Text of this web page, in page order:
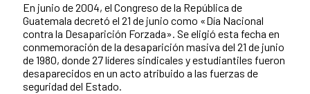
En junio de 2004, el Congreso de la República de
Guatemala decretó el 21 de junio como «Día Nacional
contra la Desaparición Forzada». Se eligió esta fecha en
conmemoración de la desaparición masiva del 21 de junio
de 1980, donde 27 líderes sindicales y estudiantiles fueron
desaparecidos en un acto atribuido a las fuerzas de
seguridad del Estado.